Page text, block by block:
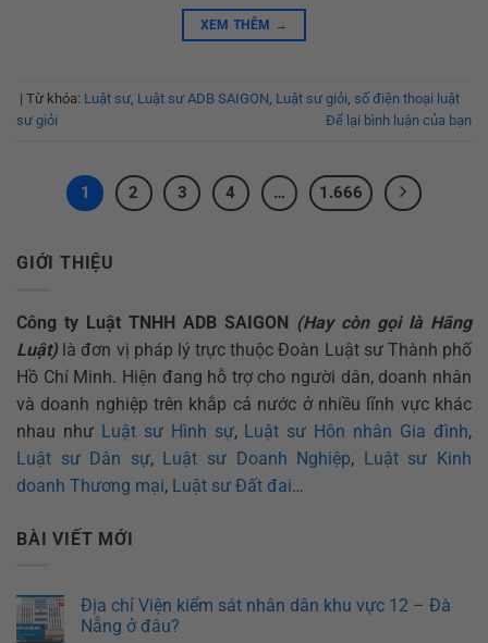
XEM THÊM →
| Từ khóa: Luật sư, Luật sư ADB SAIGON, Luật sư giỏi, số điện thoại luật
sư giỏi
Để lại bình luận của bạn
1 2 3 4 … 1.666
GIỚI THIỆU
Công ty Luật TNHH ADB SAIGON (Hay còn gọi là Hãng
Luật) là đơn vị pháp lý trực thuộc Đoàn Luật sư Thành phố
Hồ Chí Minh. Hiện đang hỗ trợ cho người dân, doanh nhân
và doanh nghiệp trên khắp cả nước ở nhiều lĩnh vực khác
nhau như Luật sư Hình sự, Luật sư Hôn nhân Gia đình,
Luật sư Dân sự, Luật sư Doanh Nghiệp, Luật sư Kinh
doanh Thương mại, Luật sư Đất đai…
BÀI VIẾT MỚI
Địa chỉ Viện kiểm sát nhân dân khu vực 12 – Đà
Nẵng ở đâu?